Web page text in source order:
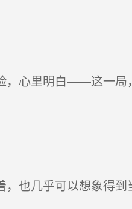
心里明白——这一局
也几乎可以想象得